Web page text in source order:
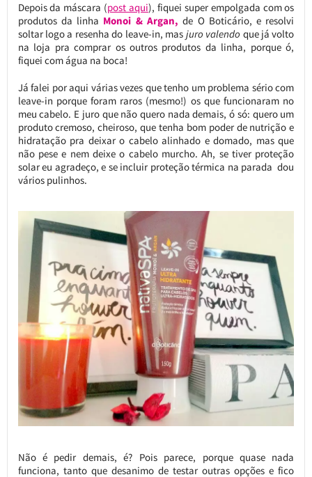
Depois da máscara (post aqui), fiquei super empolgada com os
produtos da linha Monoi & Argan, de O Boticário, e resolvi
soltar logo a resenha do leave-in, mas juro valendo que já volto
na loja pra comprar os outros produtos da linha, porque ó,
fiquei com água na boca!
Já falei por aqui várias vezes que tenho um problema sério com
leave-in porque foram raros (mesmo!) os que funcionaram no
meu cabelo. E juro que não quero nada demais, ó só: quero um
produto cremoso, cheiroso, que tenha bom poder de nutrição e
hidratação pra deixar o cabelo alinhado e domado, mas que
não pese e nem deixe o cabelo murcho. Ah, se tiver proteção
solar eu agradeço, e se incluir proteção térmica na parada dou
vários pulinhos.
Não é pedir demais, é? Pois parece, porque quase nada
funciona, tanto que desanimo de testar outras opções e fico